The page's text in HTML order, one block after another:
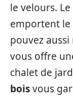
le velours.
emportent le
pouvez
vous offre
chalet de
boisvous